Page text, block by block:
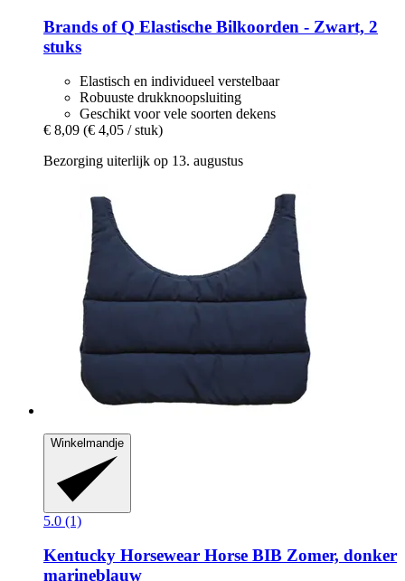
Brands of Q Elastische Bilkoorden -​ Zwart, 2
stuks
Elastisch en individueel verstelbaar
Robuuste drukknoopsluiting
Geschikt voor vele soorten dekens
€ 8,09 (€ 4,05 / stuk)
Bezorging uiterlijk op 13. augustus
Winkelmandje
5.0 (1)
Kentucky Horsewear Horse BIB Zomer, donker
marineblauw